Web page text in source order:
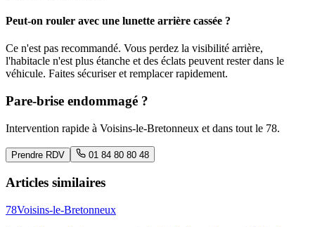
Peut-on rouler avec une lunette arrière cassée ?
Ce n'est pas recommandé. Vous perdez la visibilité arrière,
l'habitacle n'est plus étanche et des éclats peuvent rester dans le
véhicule. Faites sécuriser et remplacer rapidement.
Pare-brise endommagé ?
Intervention rapide à Voisins-le-Bretonneux et dans tout le 78.
Prendre RDV 01 84 80 80 48
Articles similaires
78Voisins-le-Bretonneux